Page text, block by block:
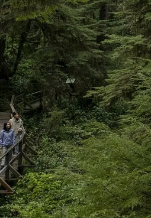
Partnerseiten
Trade & Invest BC
Work BC
Welcome BC
Indigenes BC